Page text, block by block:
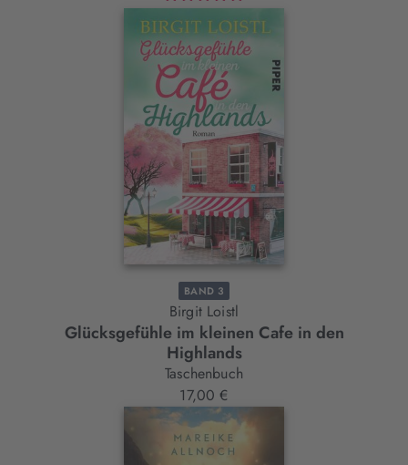
BAND 3
Birgit Loistl
Glücksgefühle im kleinen Cafe in den
Highlands
Taschenbuch
17,00 €